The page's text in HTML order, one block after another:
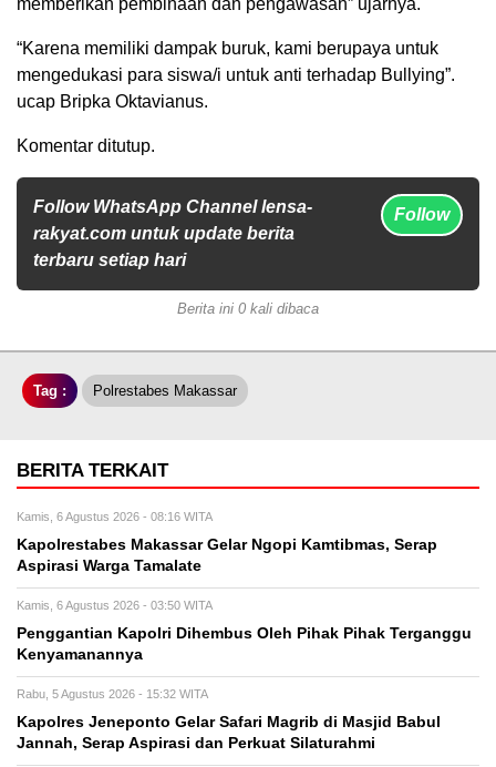
memberikan pembinaan dan pengawasan” ujarnya.
“Karena memiliki dampak buruk, kami berupaya untuk
mengedukasi para siswa/i untuk anti terhadap Bullying”.
ucap Bripka Oktavianus.
Komentar ditutup.
Follow WhatsApp Channel lensa-
rakyat.com untuk update berita
terbaru setiap hari
Follow
Berita ini 0 kali dibaca
Tag : Polrestabes Makassar
BERITA TERKAIT
Kamis, 6 Agustus 2026 - 08:16 WITA
Kapolrestabes Makassar Gelar Ngopi Kamtibmas, Serap
Aspirasi Warga Tamalate
Kamis, 6 Agustus 2026 - 03:50 WITA
Penggantian Kapolri Dihembus Oleh Pihak Pihak Terganggu
Kenyamanannya
Rabu, 5 Agustus 2026 - 15:32 WITA
Kapolres Jeneponto Gelar Safari Magrib di Masjid Babul
Jannah, Serap Aspirasi dan Perkuat Silaturahmi